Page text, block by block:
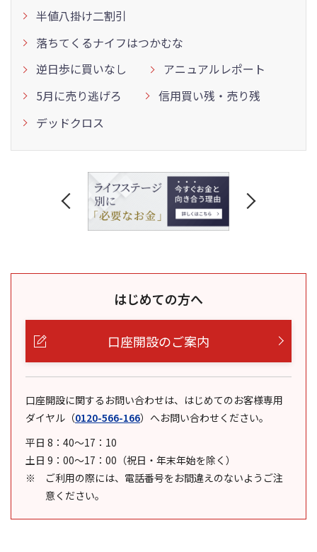
半値八掛け二割引
落ちてくるナイフはつかむな
逆日歩に買いなし
アニュアルレポート
5月に売り逃げろ
信用買い残・売り残
デッドクロス
はじめての方へ
口座開設のご案内
口座開設に関するお問い合わせは、はじめてのお客様専用
ダイヤル （0120-566-166） へお問い合わせください。
平日 8：40～17：10
土日 9：00～17：00（祝日・年末年始を除く）
ご利用の際には、電話番号をお間違えのないようご注
意ください。